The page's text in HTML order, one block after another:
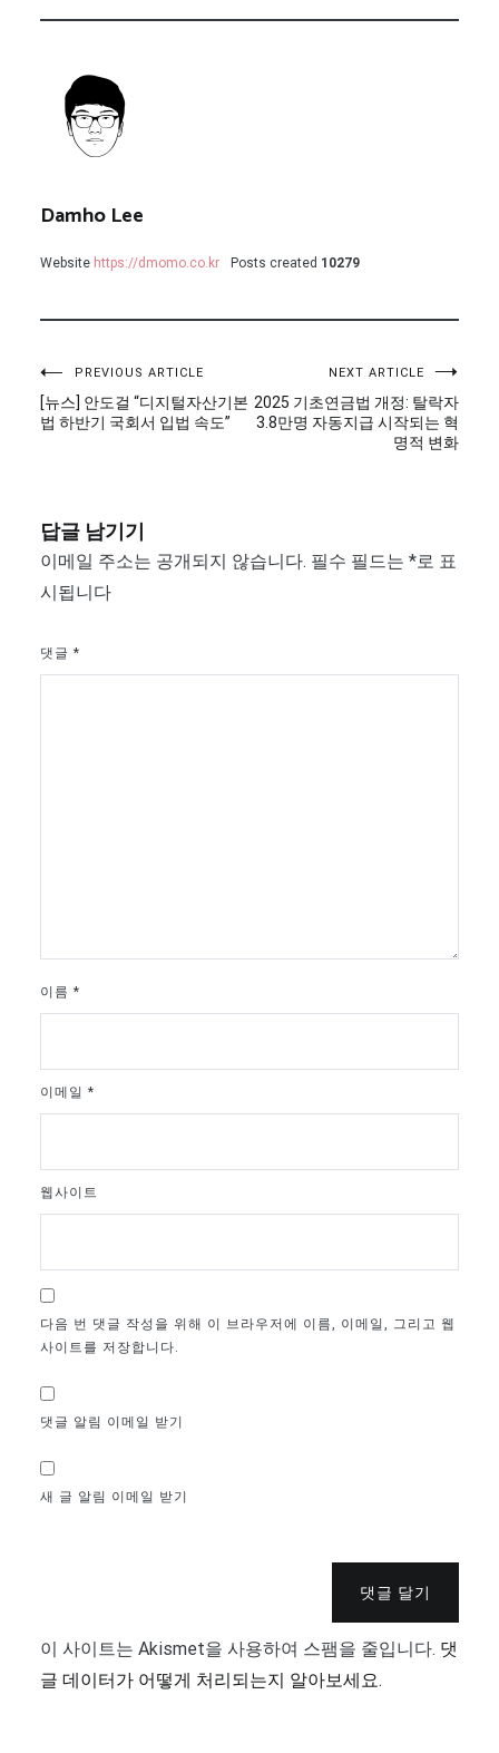
Damho Lee
Website https://dmomo.co.kr Posts created 10279
글
탐
PREVIOUS ARTICLE
[뉴스] 안도걸 “디지털자산기본
법 하반기 국회서 입법 속도”
NEXT ARTICLE
2025 기초연금법 개정: 탈락자
3.8만명 자동지급 시작되는 혁
명적 변화
답글 남기기
이메일 주소는 공개되지 않습니다. 필수 필드는 *로 표
시됩니다
댓글 *
이름 *
이메일 *
웹사이트
다음 번 댓글 작성을 위해 이 브라우저에 이름, 이메일, 그리고 웹
사이트를 저장합니다.
댓글 알림 이메일 받기
새 글 알림 이메일 받기
댓글 달기
이 사이트는 Akismet을 사용하여 스팸을 줄입니다. 댓
글 데이터가 어떻게 처리되는지 알아보세요.